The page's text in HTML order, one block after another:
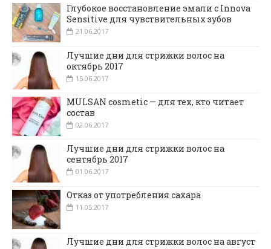
Глубокое восстановление эмали с Innova
Sensitive для чувствительных зубов
21.06.2017
Лучшие дни для стрижки волос на
октябрь 2017
15.06.2017
MULSAN cosmetic — для тех, кто читает
состав
02.06.2017
Лучшие дни для стрижки волос на
сентябрь 2017
01.06.2017
Отказ от употребления сахара
11.05.2017
Лучшие дни для стрижки волос на август